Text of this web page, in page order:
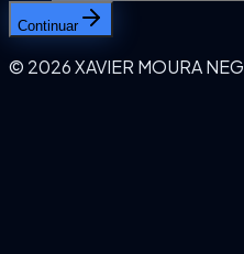
Continuar
© 2026 XAVIER MOURA